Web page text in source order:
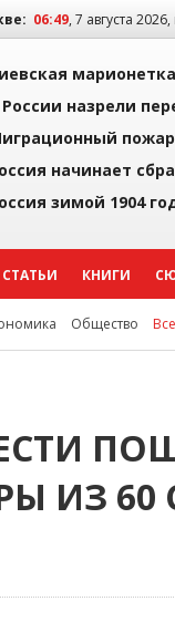
06:49, 7 августа 2026,
России назрели
начинает
зимой 1904
СТАТЬИ КНИГИ
Общество
ИЗ 60